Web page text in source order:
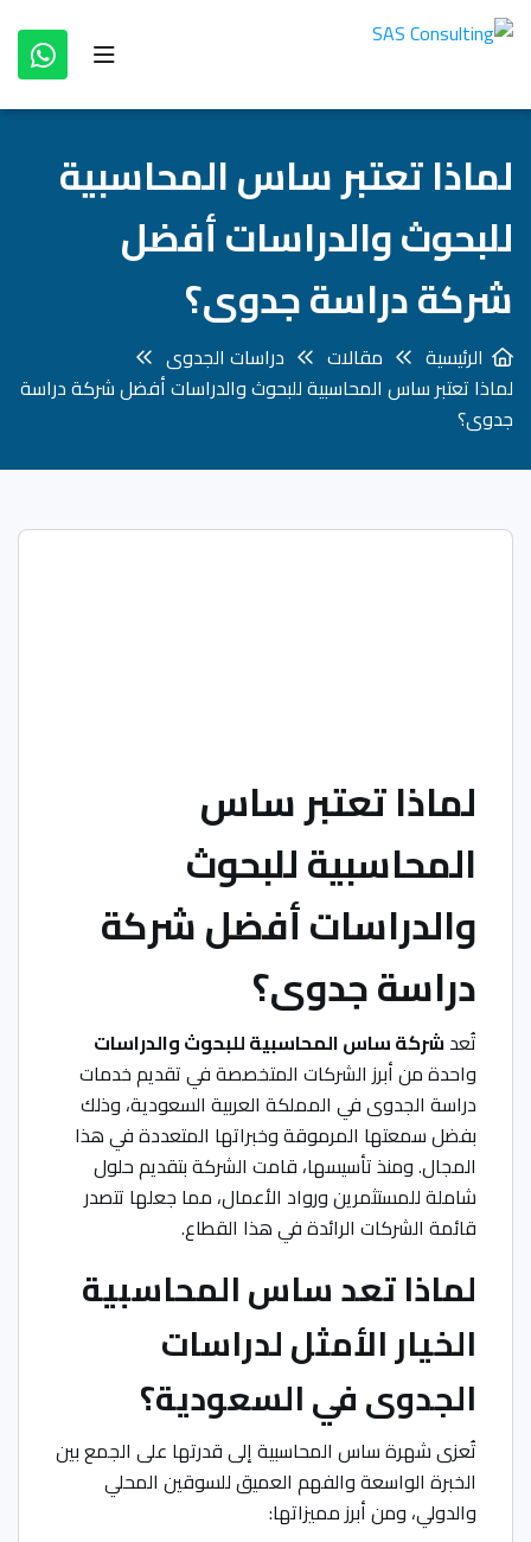
لماذا تعتبر ساس المحاسبية
للبحوث والدراسات أفضل
شركة دراسة جدوى؟
الرئيسية مقالات
دراسات الجدوى
لماذا تعتبر ساس المحاسبية للبحوث والدراسات أفضل شركة دراسة
جدوى؟
لماذا تعتبر ساس
المحاسبية للبحوث
والدراسات أفضل شركة
دراسة جدوى؟
تُعدشركة ساس المحاسبية للبحوث والدراسات
واحدة من أبرز الشركات المتخصصة في تقديم خدمات
دراسة الجدوى في المملكة العربية السعودية، وذلك
بفضل سمعتها المرموقة وخبراتها المتعددة في هذا
المجال. ومنذ تأسيسها، قامت الشركة بتقديم حلول
شاملة للمستثمرين ورواد الأعمال، مما جعلها تتصدر
قائمة الشركات الرائدة في هذا القطاع.
لماذا تعد ساس المحاسبية
الخيار الأمثل لدراسات
الجدوى في السعودية؟
تُعزى شهرة ساس المحاسبية إلى قدرتها على الجمع بين
الخبرة الواسعة والفهم العميق للسوقين المحلي
والدولي، ومن أبرز مميزاتها: